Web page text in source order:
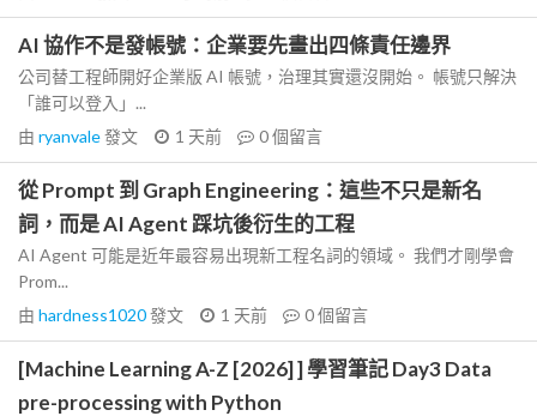
AI 協作不是發帳號：企業要先畫出四條責任邊界
公司替工程師開好企業版 AI 帳號，治理其實還沒開始。 帳號只解決
「誰可以登入」...
由 ryanvale發文 1 天前 0個留言
從 Prompt 到 Graph Engineering：這些不只是新名
詞，而是 AI Agent 踩坑後衍生的工程
AI Agent 可能是近年最容易出現新工程名詞的領域。 我們才剛學會
Prom...
由 hardness1020發文 1 天前 0個留言
[Machine Learning A-Z [2026] ] 學習筆記 Day3 Data
pre-processing with Python